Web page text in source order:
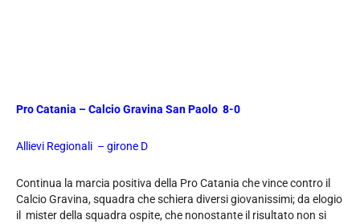
Pro Catania – Calcio Gravina San Paolo 8-0
Allievi Regionali – girone D
Continua la marcia positiva della Pro Catania che vince contro il
Calcio Gravina, squadra che schiera diversi giovanissimi; da elogio
il mister della squadra ospite, che nonostante il risultato non si